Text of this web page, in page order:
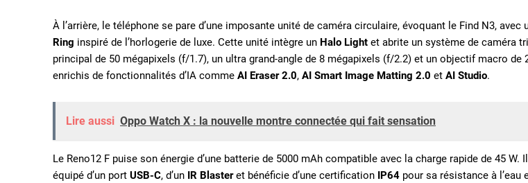
À l’arrière, le téléphone se pare d’une imposante unité de caméra circulaire, évoquant le Find N3, avec
Ring inspiré de l’horlogerie de luxe. Cette unité intègre un Halo Light et abrite un système de caméra
principal de 50 mégapixels (f/1.7), un ultra grand-angle de 8 mégapixels (f/2.2) et un objectif macro de
enrichis de fonctionnalités d’IA comme AI Eraser 2.0, AI Smart Image Matting 2.0 et AI Studio.
Lire aussi Oppo Watch X : la nouvelle montre connectée qui fait sensation
Le Reno12 F puise son énergie d’une batterie de 5000 mAh compatible avec la charge rapide de 45 W.
équipé d’un port USB-C, d’un IR Blasteret bénéficie d’une certification IP64 pour sa résistance à l’eau